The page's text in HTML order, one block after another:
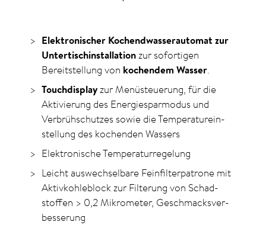
Elektronischer Kochendwasserautomat zur
Untertischinstallationzur sofortigen
Bereitstellung von kochendem Wasser.
Touchdisplayzur Menü­steuerung, für die
Aktivier­ung des Energie­spar­modus und
Verbrüh­schutzes sowie die Temperatur­ein­
stellung des kochenden Wassers
Elektronische Temperatur­regelung
Leicht aus­wechselbare Fein­filter­patrone mit
Aktiv­­kohle­­block zur Filterung von Schad­
stoffen > 0,2 Mikro­meter, Geschmacks­ver­
besserung